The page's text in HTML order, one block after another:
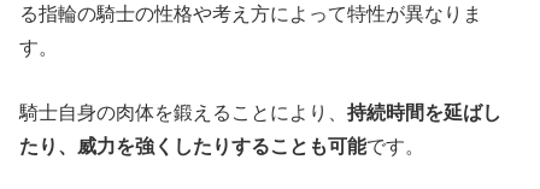
る指輪の騎士の性格や考え方によって特性が異なりま
す。
騎士自身の肉体を鍛えることにより、持続時間を延ばし
たり、威力を強くしたりすることも可能です。